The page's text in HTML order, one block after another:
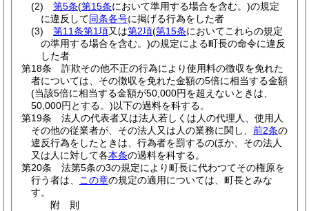
(2)
第5条(第15条において準用する場合を含む。)の規定
に違反して同条各号に掲げる行為をした者
(3)
第11条第1項又は第2項(第15条においてこれらの規定
の準用する場合を含む。)の規定による町長の命令に違反
した者
第18条
詐欺その他不正の行為により使用料の徴収を免れた
者については、その徴収を免れた金額の5倍に相当する金額
(当該5倍に相当する金額が50,000円を超えないときは、
50,000円とする。)以下の過料を科する。
第19条
法人の代表者又は法人若しくは人の代理人、使用人
その他の従業者が、その法人又は人の業務に関し、 前2条の
違反行為をしたときは、行為者を罰するのほか、その法人
又は人に対して各本条の過料を科する。
第20条
法第5条の3の規定により町長に代わつてその権原を
行う者は、
この章の規定の適用については、町長とみな
す。
附 則